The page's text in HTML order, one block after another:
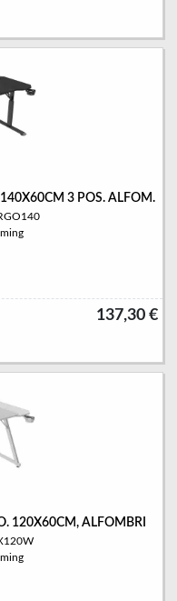
3 POS. ALFOM.
137,30 €
120X60CM, ALFOMBRI